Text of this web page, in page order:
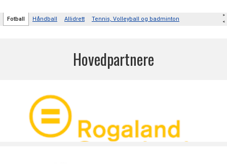
Hovedpartnere